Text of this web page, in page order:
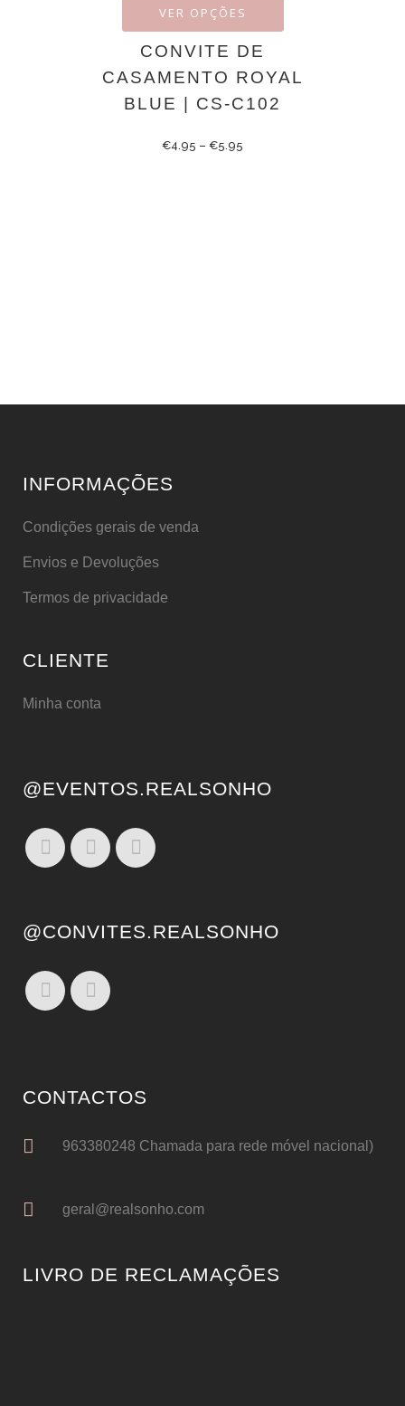
VER OPÇÕES
CONVITE DE
CASAMENTO ROYAL
BLUE | CS-C102
€4.95 – €5.95
INFORMAÇÕES
Condições gerais de venda
Envios e Devoluções
Termos de privacidade
CLIENTE
Minha conta
@EVENTOS.REALSONHO
@CONVITES.REALSONHO
CONTACTOS
963380248 Chamada para rede móvel nacional)
geral@realsonho.com
LIVRO DE RECLAMAÇÕES